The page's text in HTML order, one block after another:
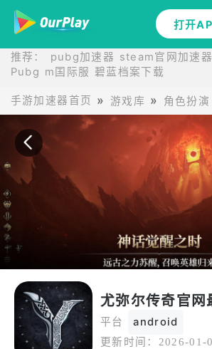
打开
推荐： pubg加速器 steam官网加速器
Pubg m国际服 碧蓝档案下载
手游加速器首页 游戏库 角色扮演
打开
平台 android
更新时间： 2026-01-